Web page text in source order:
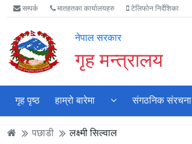
Accessibility
Mode
गर्नुहोस्
मुख्य
सामाग्री
पढ्नुहाेस्
मुख्य
नेभिगेसन
पढ्नुहाेस्
वेबसाइट
खोजमा
जानुहोस्
सम्पर्क मातहतका कार्यालयहरु टेलिफोन निर्देशिका
नेपाल सरकार
गृह मन्त्रालय
गृह पृष्ठ हाम्रो बारेमा संगठनिक संरचना
पछाडी लक्ष्मी सिल्वाल